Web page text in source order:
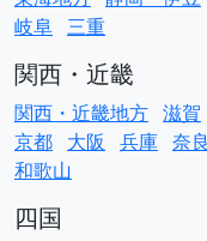
岐阜 三重
関西・近畿
関西・近畿地方 滋賀
京都 大阪 兵庫 奈良
和歌山
四国